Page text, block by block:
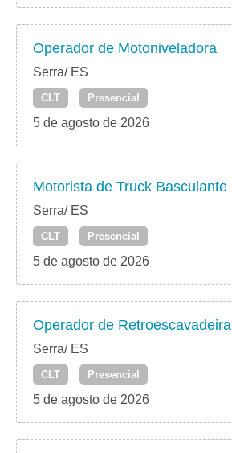
Operador de Motoniveladora
Serra/ ES
CLT Presencial
5 de agosto de 2026
Motorista de Truck Basculante
Serra/ ES
CLT Presencial
5 de agosto de 2026
Operador de Retroescavadeira
Serra/ ES
CLT Presencial
5 de agosto de 2026